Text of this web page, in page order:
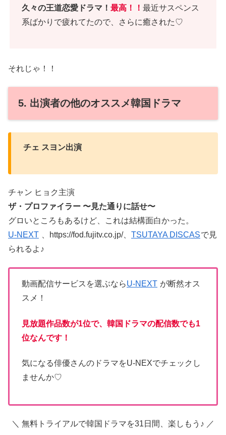
久々の王道恋愛ドラマ！ 最高！！ 最近サスペンス
系ばかりで疲れてたので、さらに癒された♡
それじゃ！！
5. 出演者の他のオススメ韓国ドラマ
チェ スヨン出演
チャン ヒョク主演
ザ・プロファイラー 〜見た通りに話せ〜
グロいところもあるけど、これは結構面白かった。
U-NEXT
、https://fod.fujitv.co.jp/、 TSUTAYA DISCASで見
られるよ♪
動画配信サービスを選ぶならU-NEXT が断然オス
スメ！
見放題作品数が1位で、韓国ドラマの配信数でも1
位なんです！
気になる俳優さんのドラマをU-NEXでチェックし
ませんか♡
＼ 無料トライアルで韓国ドラマを31日間、楽しもう♪ ／